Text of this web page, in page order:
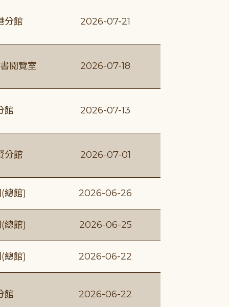
分館 2026-07-21
閱覽室 2026-07-18
館 2026-07-13
分館 2026-07-01
總館) 2026-06-26
總館) 2026-06-25
總館) 2026-06-22
館 2026-06-22